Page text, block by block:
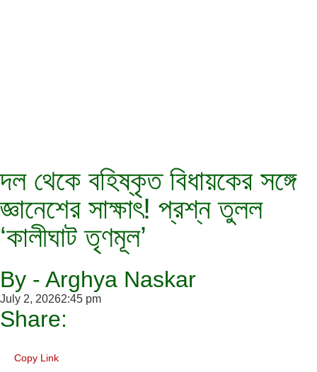
দল থেকে বহিষ্কৃত বিধায়কের সঙ্গে
জ্ঞানেশের সাক্ষাৎ! প্রশ্ন তুলল
‘কালীঘাট তৃণমূল’
By - Arghya Naskar
July 2, 20262:45 pm
Share:
Copy Link